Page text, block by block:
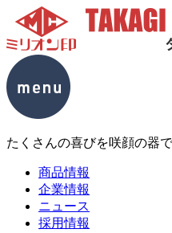
たくさんの喜びを咲顔の器
商品情報
企業情報
ニュース
採用情報